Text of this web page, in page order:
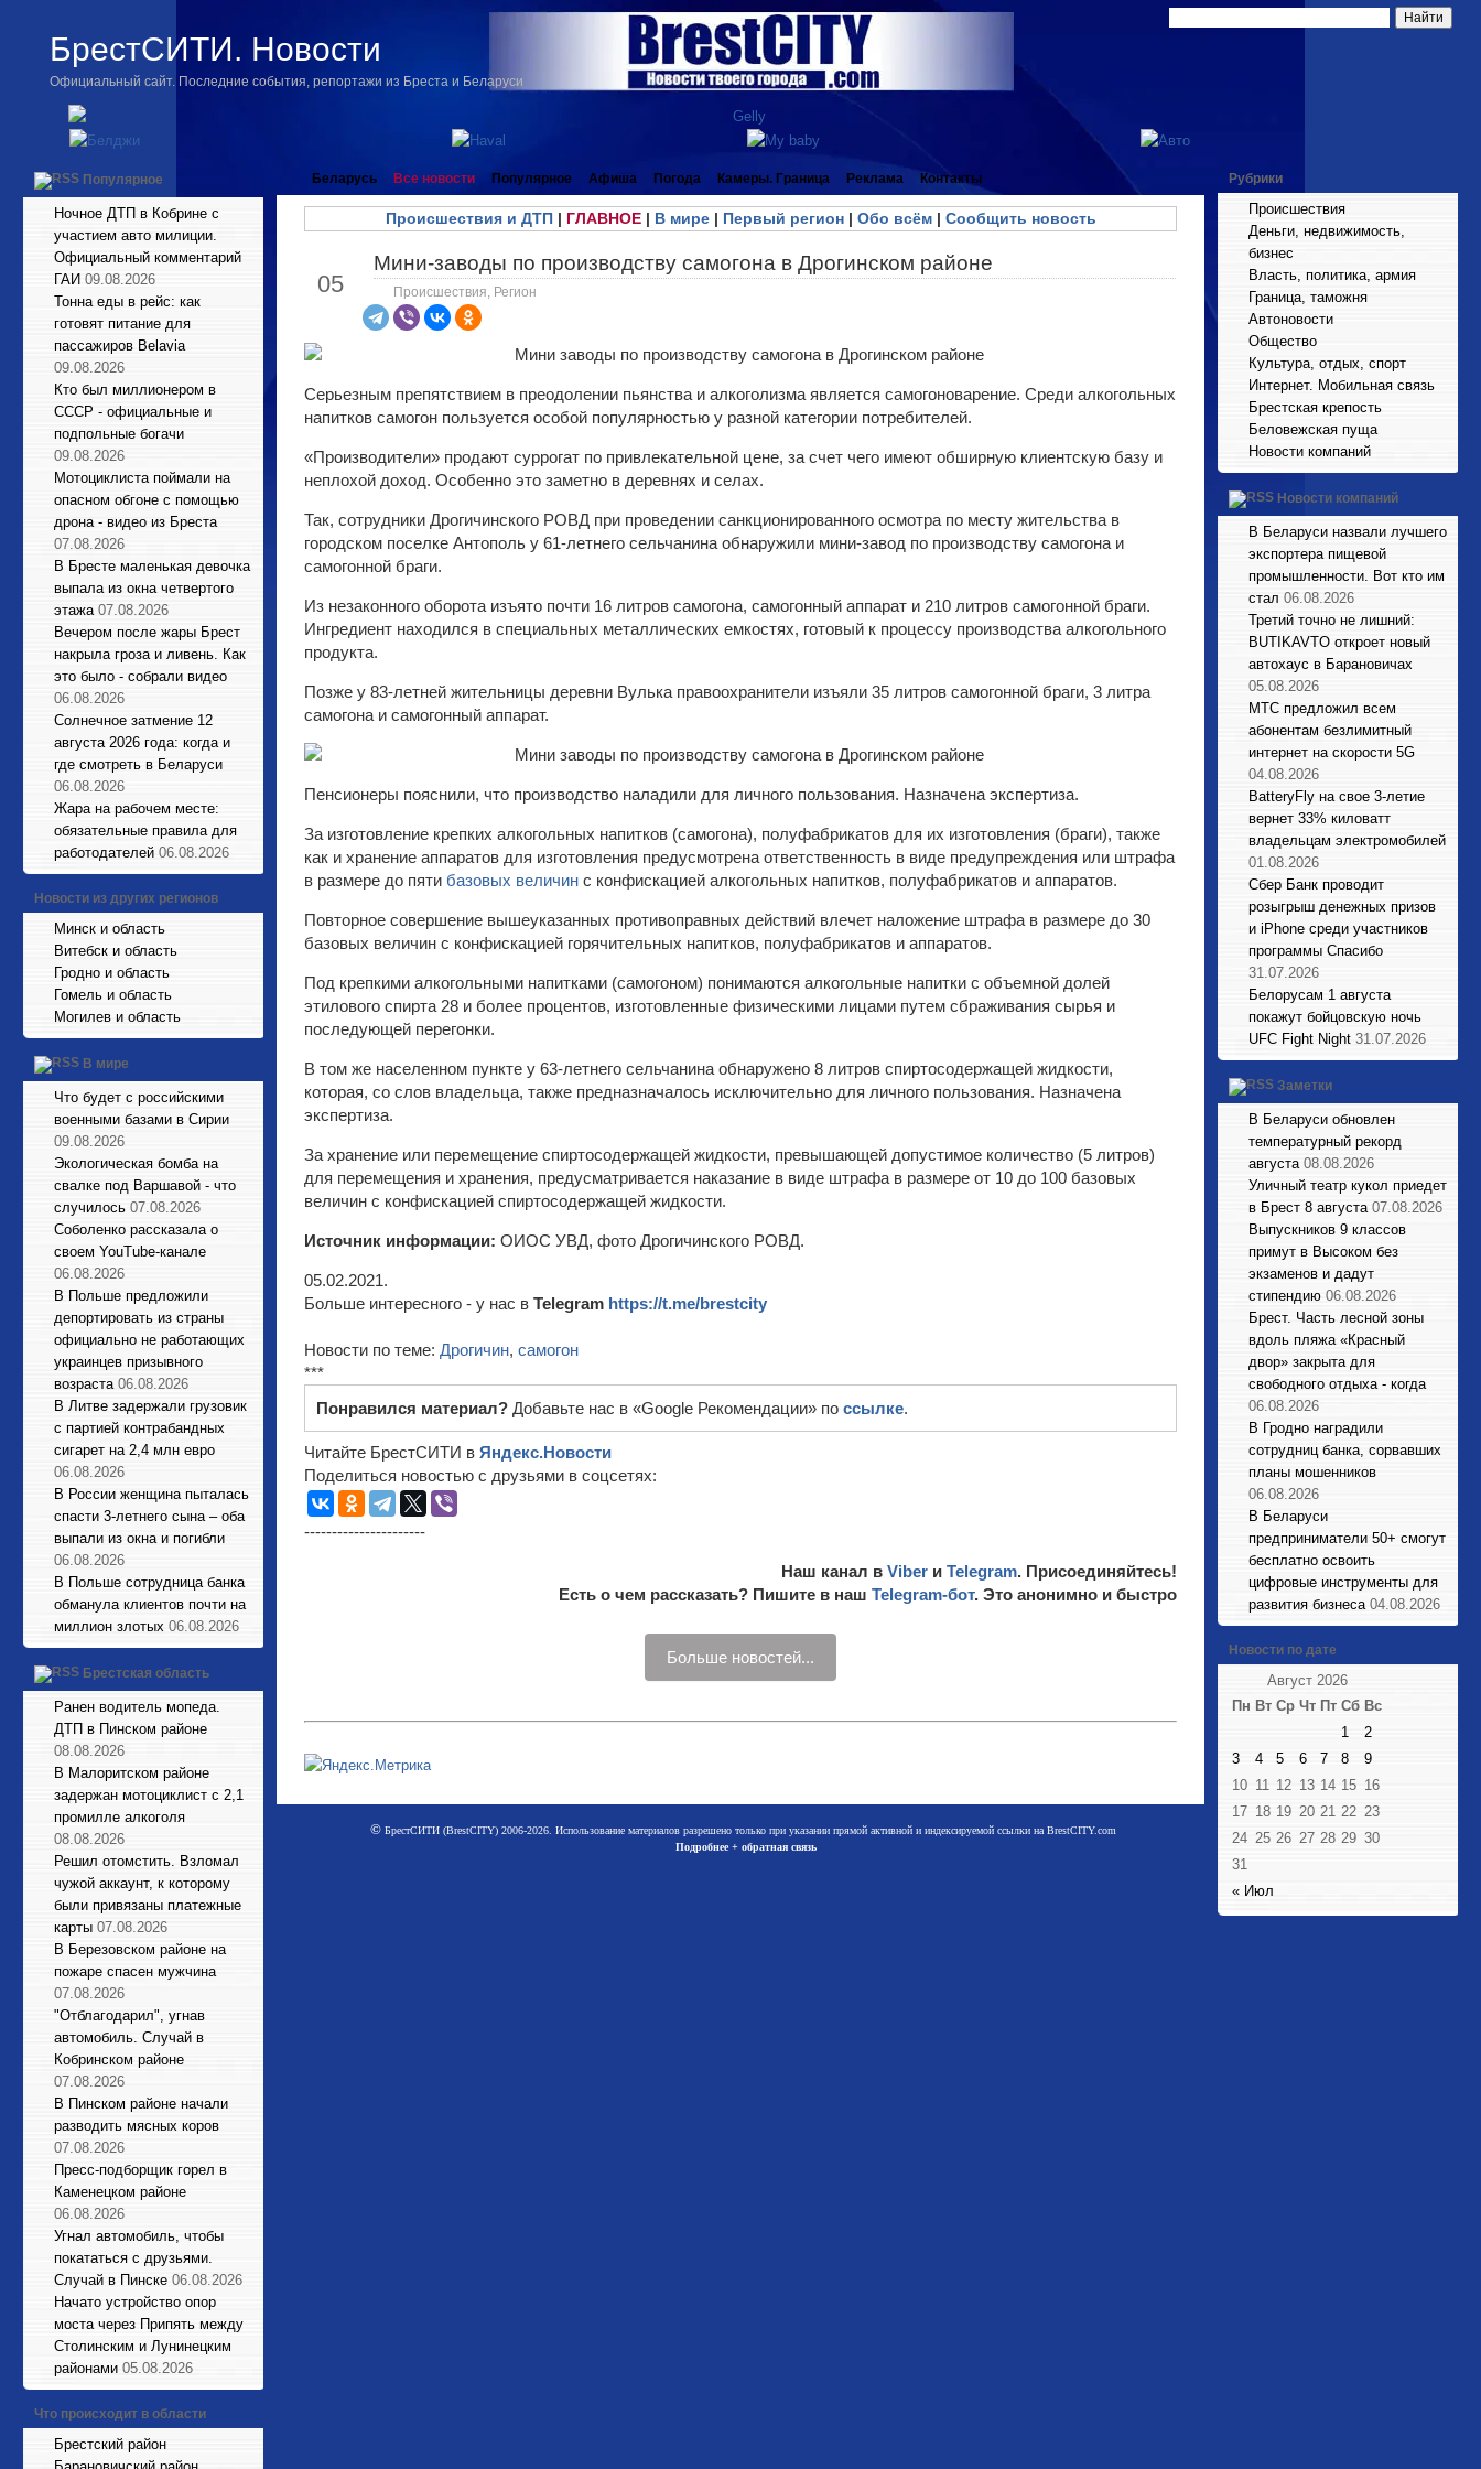
БрестСИТИ. Новости
Официальный сайт. Последние события, репортажи из Бреста и Беларуси
Популярное
Ночное ДТП в Кобрине с
участием авто милиции.
Официальный комментарий
ГАИ 09.08.2026
Тонна еды в рейс: как
готовят питание для
пассажиров Belavia
09.08.2026
Кто был миллионером в
СССР - официальные и
подпольные богачи
09.08.2026
Мотоциклиста поймали на
опасном обгоне с помощью
дрона - видео из Бреста
07.08.2026
В Бресте маленькая девочка
выпала из окна четвертого
этажа 07.08.2026
Вечером после жары Брест
накрыла гроза и ливень. Как
это было - собрали видео
06.08.2026
Солнечное затмение 12
августа 2026 года: когда и
где смотреть в Беларуси
06.08.2026
Жара на рабочем месте:
обязательные правила для
работодателей 06.08.2026
Новости из других регионов
Минск и область
Витебск и область
Гродно и область
Гомель и область
Могилев и область
В мире
Что будет с российскими
военными базами в Сирии
09.08.2026
Экологическая бомба на
свалке под Варшавой - что
случилось 07.08.2026
Соболенко рассказала о
своем YouTube-канале
06.08.2026
В Польше предложили
депортировать из страны
официально не работающих
украинцев призывного
возраста 06.08.2026
В Литве задержали грузовик
с партией контрабандных
сигарет на 2,4 млн евро
06.08.2026
В России женщина пыталась
спасти 3-летнего сына – оба
выпали из окна и погибли
06.08.2026
В Польше сотрудница банка
обманула клиентов почти на
миллион злотых 06.08.2026
Брестская область
Ранен водитель мопеда.
ДТП в Пинском районе
08.08.2026
В Малоритском районе
задержан мотоциклист с 2,1
промилле алкоголя
08.08.2026
Решил отомстить. Взломал
чужой аккаунт, к которому
были привязаны платежные
карты 07.08.2026
В Березовском районе на
пожаре спасен мужчина
07.08.2026
"Отблагодарил", угнав
автомобиль. Случай в
Кобринском районе
07.08.2026
В Пинском районе начали
разводить мясных коров
07.08.2026
Пресс-подборщик горел в
Каменецком районе
06.08.2026
Угнал автомобиль, чтобы
покататься с друзьями.
Случай в Пинске 06.08.2026
Начато устройство опор
моста через Припять между
Столинским и Лунинецким
районами 05.08.2026
Что происходит в области
Брестский район
Беларусь Все новости Популярное Афиша Погода Камеры. Граница Реклама Контакты
Происшествия и ДТП| ГЛАВНОЕ| В мире| Первый регион| Обо всём| Сообщить новость
05
Мини-заводы по производству самогона в Дрогинском районе
Происшествия Регион
Серьезным препятствием в преодолении пьянства и алкоголизма является самогоноварение. Среди алкогольных
напитков самогон пользуется особой популярностью у разной категории потребителей.
«Производители» продают суррогат по привлекательной цене, за счет чего имеют обширную клиентскую базу и
неплохой доход. Особенно это заметно в деревнях и селах.
Так, сотрудники Дрогичинского РОВД при проведении санкционированного осмотра по месту жительства в
городском поселке Антополь у 61-летнего сельчанина обнаружили мини-завод по производству самогона и
самогонной браги.
Из незаконного оборота изъято почти 16 литров самогона, самогонный аппарат и 210 литров самогонной браги.
Ингредиент находился в специальных металлических емкостях, готовый к процессу производства алкогольного
продукта.
Позже у 83-летней жительницы деревни Вулька правоохранители изъяли 35 литров самогонной браги, 3 литра
самогона и самогонный аппарат.
Пенсионеры пояснили, что производство наладили для личного пользования. Назначена экспертиза.
За изготовление крепких алкогольных напитков (самогона), полуфабрикатов для их изготовления (браги), также
как и хранение аппаратов для изготовления предусмотрена ответственность в виде предупреждения или штрафа
в размере до пяти базовых величин с конфискацией алкогольных напитков, полуфабрикатов и аппаратов.
Повторное совершение вышеуказанных противоправных действий влечет наложение штрафа в размере до 30
базовых величин с конфискацией горячительных напитков, полуфабрикатов и аппаратов.
Под крепкими алкогольными напитками (самогоном) понимаются алкогольные напитки с объемной долей
этилового спирта 28 и более процентов, изготовленные физическими лицами путем сбраживания сырья и
последующей перегонки.
В том же населенном пункте у 63-летнего сельчанина обнаружено 8 литров спиртосодержащей жидкости,
которая, со слов владельца, также предназначалось исключительно для личного пользования. Назначена
экспертиза.
За хранение или перемещение спиртосодержащей жидкости, превышающей допустимое количество (5 литров)
для перемещения и хранения, предусматривается наказание в виде штрафа в размере от 10 до 100 базовых
величин с конфискацией спиртосодержащей жидкости.
Источник информации: ОИОС УВД, фото Дрогичинского РОВД.
05.02.2021.
Больше интересного - у нас в Telegram https://t.me/brestcity
Новости по теме: Дрогичин, самогон
***
Понравился материал? Добавьте нас в «Google Рекомендации» по ссылке.
Читайте БрестСИТИ в Яндекс.Новости
Поделиться новостью с друзьями в соцсетях:
----------------------
Наш канал в Viber и Telegram. Присоединяйтесь!
Есть о чем рассказать? Пишите в наш Telegram-бот. Это анонимно и быстро
Больше новостей...
©БрестСИТИ (BrestCITY) 2006-2026. Использование материалов разрешено только при указании прямой активной и индексируемой ссылки на BrestCITY.com
Подробнее + обратная связь
Рубрики
Происшествия
Деньги, недвижимость,
бизнес
Власть, политика, армия
Граница, таможня
Автоновости
Общество
Культура, отдых, спорт
Интернет. Мобильная связь
Брестская крепость
Беловежская пуща
Новости компаний
Новости компаний
В Беларуси назвали лучшего
экспортера пищевой
промышленности. Вот кто им
стал 06.08.2026
Третий точно не лишний:
BUTIKAVTO откроет новый
автохаус в Барановичах
05.08.2026
МТС предложил всем
абонентам безлимитный
интернет на скорости 5G
04.08.2026
BatteryFly на свое 3-летие
вернет 33% киловатт
владельцам электромобилей
01.08.2026
Сбер Банк проводит
розыгрыш денежных призов
и iPhone среди участников
программы Спасибо
31.07.2026
Белорусам 1 августа
покажут бойцовскую ночь
UFC Fight Night 31.07.2026
Заметки
В Беларуси обновлен
температурный рекорд
августа 08.08.2026
Уличный театр кукол приедет
в Брест 8 августа 07.08.2026
Выпускников 9 классов
примут в Высоком без
экзаменов и дадут
стипендию 06.08.2026
Брест. Часть лесной зоны
вдоль пляжа «Красный
двор» закрыта для
свободного отдыха - когда
06.08.2026
В Гродно наградили
сотрудниц банка, сорвавших
планы мошенников
06.08.2026
В Беларуси
предприниматели 50+ смогут
бесплатно освоить
цифровые инструменты для
развития бизнеса 04.08.2026
Новости по дате
Август 2026
Пн Вт Ср Чт Пт Сб Вс
« Июл
1
2
3
4 5 6 7 8
9
10 11 12 13 14 15 16
17 18 19 20 21 22 23
24 25 26 27 28 29 30
31